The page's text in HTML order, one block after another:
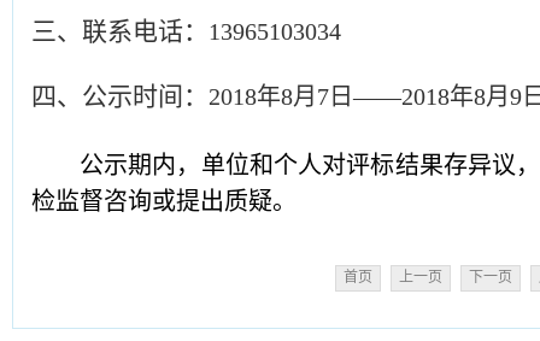
三、联系电话： 13965103034
四、公示时间： 2018年8月7日——2018年8月9
公示期内，单位和个人对评标结果存异议
检监督咨询或提出质疑。
首页 上一页 下一页